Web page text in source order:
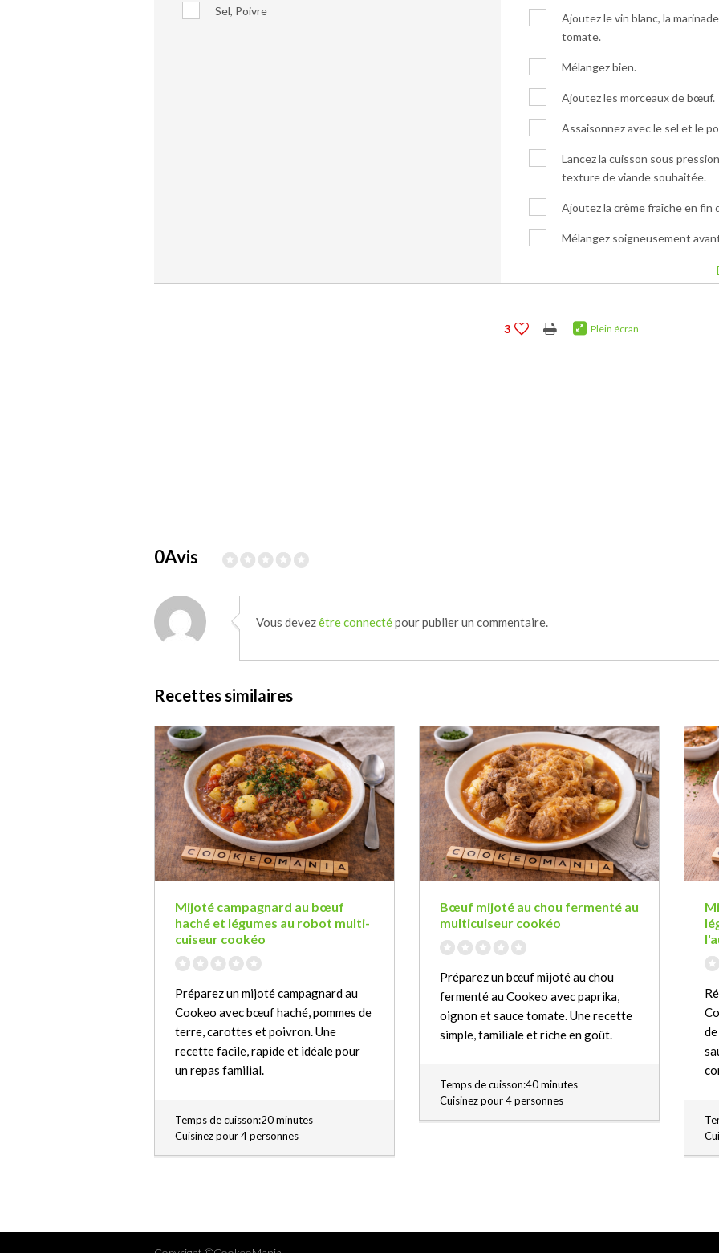
Sel, Poivre
Ajoutez le vin blanc, la
tomate.
Mélangez bien.
Ajoutez les morceaux de bœuf.
Assaisonnez avec le sel et le
Lancez la cuisson sous
texture de viande souhaitée.
Ajoutez la crème fraîche en fin
Mélangez soigneusement
3 Plein écran
0Avis
Vous devezêtre connectépour publier un commentaire.
Recettes similaires
Mijoté campagnard au bœuf
haché et légumes au robot multi-
cuiseur cookéo
Préparez un mijoté campagnard au
Cookeo avec bœuf haché, pommes de
terre, carottes et poivron. Une
recette facile, rapide et idéale pour
un repas familial.
Temps de cuisson:20 minutes
Cuisinez pour 4 personnes
Bœuf mijoté au chou fermenté au
multicuiseur cookéo
Préparez un bœuf mijoté au chou
fermenté au Cookeo avec paprika,
oignon et sauce tomate. Une recette
simple, familiale et riche en goût.
Temps de cuisson:40 minutes
Cuisinez pour 4 personnes